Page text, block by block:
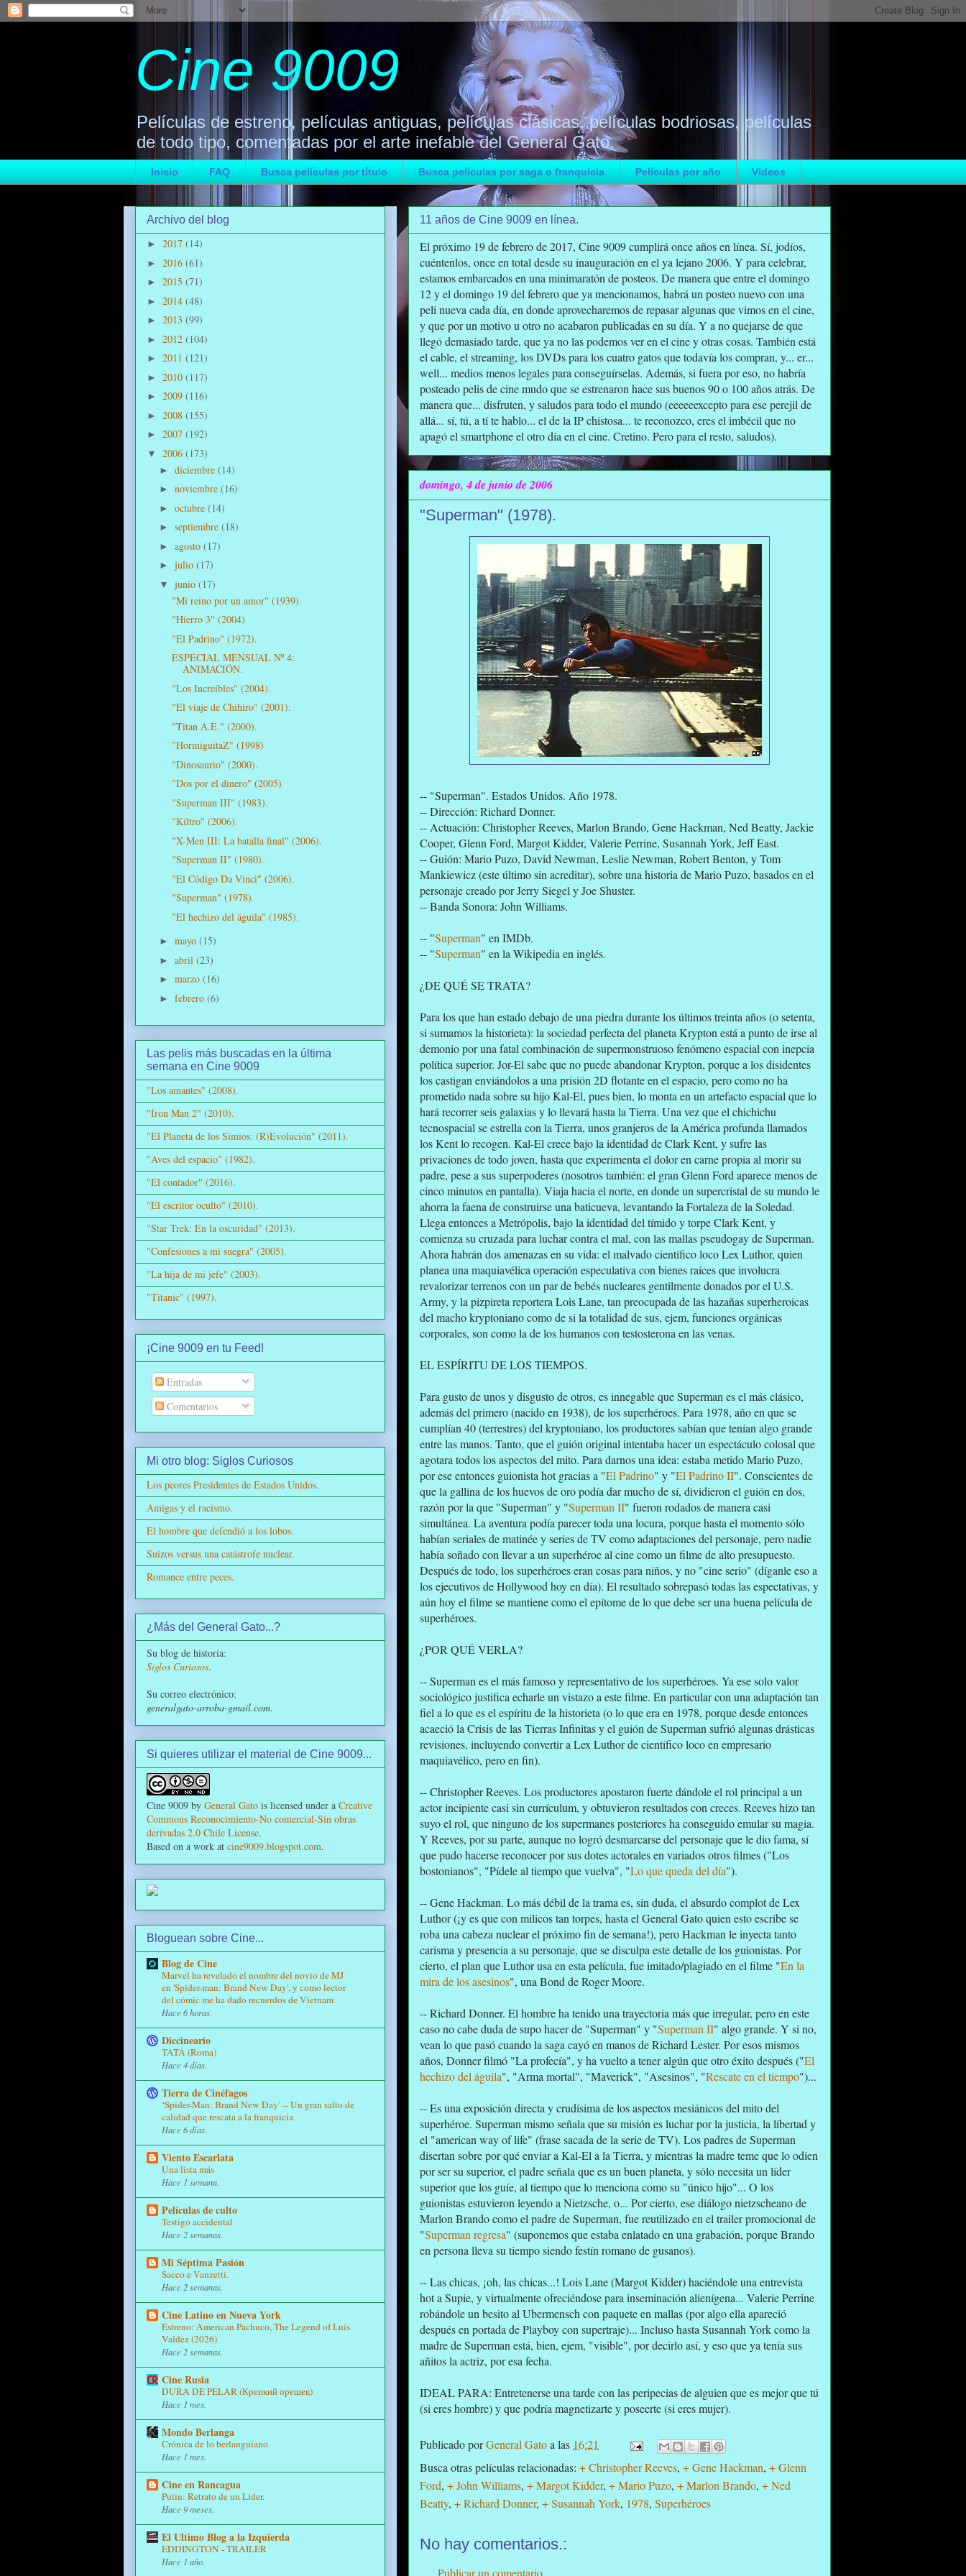
Cine 9009
Películas de estreno, películas antiguas, películas clásicas, películas bodriosas, películas
de todo tipo, comentadas por el arte inefable del General Gato.
Inicio FAQ Busca películas por título Busca películas por saga o franquicia Películas por año Videos
11 años de Cine 9009 en línea.
El próximo 19 de febrero de 2017, Cine 9009 cumplirá once años en línea. Sí, jodíos,
cuéntenlos, once en total desde su inauguración en el ya lejano 2006. Y para celebrar,
estamos embarcados en una minimaratón de posteos. De manera que entre el domingo
12 y el domingo 19 del febrero que ya mencionamos, habrá un posteo nuevo con una
peli nueva cada día, en donde aprovecharemos de repasar algunas que vimos en el cine,
y que por un motivo u otro no acabaron publicadas en su día. Y a no quejarse de que
llegó demasiado tarde, que ya no las podemos ver en el cine y otras cosas. También está
el cable, el streaming, los DVDs para los cuatro gatos que todavía los compran, y... er...
well... medios menos legales para conseguírselas. Además, si fuera por eso, no habría
posteado pelis de cine mudo que se estrenaron hace sus buenos 90 o 100 años atrás. De
manera que... disfruten, y saludos para todo el mundo (eeeeeexcepto para ese perejil de
allá... sí, tú, a tí te hablo... el de la IP chistosa... te reconozco, eres el imbécil que no
apagó el smartphone el otro día en el cine. Cretino. Pero para el resto, saludos).
domingo, 4 de junio de 2006
"Superman" (1978).
-- "Superman". Estados Unidos. Año 1978.
-- Dirección: Richard Donner.
-- Actuación: Christopher Reeves, Marlon Brando, Gene Hackman, Ned Beatty, Jackie
Cooper, Glenn Ford, Margot Kidder, Valerie Perrine, Susannah York, Jeff East.
-- Guión: Mario Puzo, David Newman, Leslie Newman, Robert Benton, y Tom
Mankiewicz (este último sin acreditar), sobre una historia de Mario Puzo, basados en el
personaje creado por Jerry Siegel y Joe Shuster.
-- Banda Sonora: John Williams.
-- "Superman" en IMDb.
-- "Superman" en la Wikipedia en inglés.
¿DE QUÉ SE TRATA?
Para los que han estado debajo de una piedra durante los últimos treinta años (o setenta,
si sumamos la historieta): la sociedad perfecta del planeta Krypton está a punto de irse al
demonio por una fatal combinación de supermonstruoso fenómeno espacial con inepcia
política superior. Jor-El sabe que no puede abandonar Krypton, porque a los disidentes
los castigan enviándolos a una prisión 2D flotante en el espacio, pero como no ha
prometido nada sobre su hijo Kal-El, pues bien, lo monta en un artefacto espacial que lo
hará recorrer seis galaxias y lo llevará hasta la Tierra. Una vez que el chichichu
tecnospacial se estrella con la Tierra, unos granjeros de la América profunda llamados
los Kent lo recogen. Kal-El crece bajo la identidad de Clark Kent, y sufre las
privaciones de todo joven, hasta que experimenta el dolor en carne propia al morir su
padre, pese a sus superpoderes (nosotros también: el gran Glenn Ford aparece menos de
cinco minutos en pantalla). Viaja hacia el norte, en donde un supercristal de su mundo le
ahorra la faena de construirse una baticueva, levantando la Fortaleza de la Soledad.
Llega entonces a Metrópolis, bajo la identidad del tímido y torpe Clark Kent, y
comienza su cruzada para luchar contra el mal, con las mallas pseudogay de Superman.
Ahora habrán dos amenazas en su vida: el malvado científico loco Lex Luthor, quien
planea una maquiavélica operación especulativa con bienes raíces que involucra
revalorizar terrenos con un par de bebés nucleares gentilmente donados por el U.S.
Army, y la pizpireta reportera Lois Lane, tan preocupada de las hazañas superheroicas
del macho kryptoniano como de si la totalidad de sus, ejem, funciones orgánicas
corporales, son como la de los humanos con testosterona en las venas.
EL ESPÍRITU DE LOS TIEMPOS.
Para gusto de unos y disgusto de otros, es innegable que Superman es el más clásico,
además del primero (nacido en 1938), de los superhéroes. Para 1978, año en que se
cumplían 40 (terrestres) del kryptoniano, los productores sabían que tenían algo grande
entre las manos. Tanto, que el guión original intentaba hacer un espectáculo colosal que
agotara todos los aspectos del mito. Para darnos una idea: estaba metido Mario Puzo,
por ese entonces guionista hot gracias a "El Padrino" y "El Padrino II". Conscientes de
que la gallina de los huevos de oro podía dar mucho de sí, dividieron el guión en dos,
razón por la que "Superman" y "Superman II" fueron rodados de manera casi
simultánea. La aventura podía parecer toda una locura, porque hasta el momento sólo
habían seriales de matinée y series de TV como adaptaciones del personaje, pero nadie
había soñado con llevar a un superhéroe al cine como un filme de alto presupuesto.
Después de todo, los superhéroes eran cosas para niños, y no "cine serio" (díganle eso a
los ejecutivos de Hollywood hoy en día). El resultado sobrepasó todas las espectativas, y
aún hoy el filme se mantiene como el epítome de lo que debe ser una buena película de
superhéroes.
¿POR QUÉ VERLA?
-- Superman es el más famoso y representativo de los superhéroes. Ya ese solo valor
sociológico justifica echarle un vistazo a este filme. En particular con una adaptación tan
fiel a lo que es el espíritu de la historieta (o lo que era en 1978, porque desde entonces
acaeció la Crisis de las Tierras Infinitas y el guión de Superman sufrió algunas drásticas
revisiones, incluyendo convertir a Lex Luthor de científico loco en empresario
maquiavélico, pero en fin).
-- Christopher Reeves. Los productores apostaron fuerte dándole el rol principal a un
actor incipiente casi sin currículum, y obtuvieron resultados con creces. Reeves hizo tan
suyo el rol, que ninguno de los supermanes posteriores ha conseguido emular su magia.
Y Reeves, por su parte, aunque no logró desmarcarse del personaje que le dio fama, sí
que pudo hacerse reconocer por sus dotes actorales en variados otros filmes ("Los
bostonianos", "Pídele al tiempo que vuelva", "Lo que queda del día").
-- Gene Hackman. Lo más débil de la trama es, sin duda, el absurdo complot de Lex
Luthor (¡y es que con milicos tan torpes, hasta el General Gato quien esto escribe se
roba una cabeza nuclear el próximo fin de semana!), pero Hackman le inyecta tanto
carisma y presencia a su personaje, que se disculpa este detalle de los guionistas. Por
cierto, el plan que Luthor usa en esta película, fue imitado/plagiado en el filme "En la
mira de los asesinos", una Bond de Roger Moore.
-- Richard Donner. El hombre ha tenido una trayectoria más que irregular, pero en este
caso no cabe duda de supo hacer de "Superman" y "Superman II" algo grande. Y si no,
vean lo que pasó cuando la saga cayó en manos de Richard Lester. Por esos mismos
años, Donner filmó "La profecía", y ha vuelto a tener algún que otro éxito después ("El
hechizo del águila", "Arma mortal", "Maverick", "Asesinos", "Rescate en el tiempo")...
-- Es una exposición directa y crudísima de los aspectos mesiánicos del mito del
superhéroe. Superman mismo señala que su misión es luchar por la justicia, la libertad y
el "american way of life" (frase sacada de la serie de TV). Los padres de Superman
disertan sobre por qué enviar a Kal-El a la Tierra, y mientras la madre teme que lo odien
por ser su superior, el padre señala que es un buen planeta, y sólo necesita un líder
superior que los guíe, al tiempo que lo menciona como su "único hijo"... O los
guionistas estuvieron leyendo a Nietzsche, o... Por cierto, ese diálogo nietzscheano de
Marlon Brando como el padre de Superman, fue reutilizado en el trailer promocional de
"Superman regresa" (suponemos que estaba enlatado en una grabación, porque Brando
en persona lleva su tiempo siendo festín romano de gusanos).
-- Las chicas, ¡oh, las chicas...! Lois Lane (Margot Kidder) haciéndole una entrevista
hot a Supie, y virtualmente ofreciéndose para inseminación alienígena... Valerie Perrine
robándole un besito al Ubermensch con paquete en mallas (por algo ella apareció
después en portada de Playboy con supertraje)... Incluso hasta Susannah York como la
madre de Superman está, bien, ejem, "visible", por decirlo así, y eso que ya tenía sus
añitos la actriz, por esa fecha.
IDEAL PARA: Entretenerse una tarde con las peripecias de alguien que es mejor que tú
(si eres hombre) y que podría magnetizarte y poseerte (si eres mujer).
Publicado porGeneral Gatoa las 16:21
Busca otras películas relacionadas: + Christopher Reeves, + Gene Hackman, + Glenn
Ford, + John Williams, + Margot Kidder, + Mario Puzo, + Marlon Brando, + Ned
Beatty, + Richard Donner, + Susannah York, 1978, Superhéroes
No hay comentarios.:
Archivo del blog
► 2017 (14)
► 2016 (61)
► 2015 (71)
► 2014 (48)
► 2013 (99)
► 2012 (104)
► 2011 (121)
► 2010 (117)
► 2009 (116)
► 2008 (155)
► 2007 (192)
▼ 2006 (173)
► diciembre (14)
► noviembre (16)
► octubre (14)
► septiembre (18)
► agosto (17)
► julio (17)
▼ junio (17)
"Mi reino por un amor" (1939).
"Hierro 3" (2004)
"El Padrino" (1972).
ESPECIAL MENSUAL Nº 4:
ANIMACIÓN.
"Los Increíbles" (2004).
"El viaje de Chihiro" (2001).
"Titan A.E." (2000).
"HormiguitaZ" (1998)
"Dinosaurio" (2000).
"Dos por el dinero" (2005)
"Superman III" (1983).
"Kiltro" (2006).
"X-Men III: La batalla final" (2006).
"Superman II" (1980).
"El Código Da Vinci" (2006).
"Superman" (1978).
"El hechizo del águila" (1985).
► mayo (15)
► abril (23)
► marzo (16)
► febrero (6)
Las pelis más buscadas en la última
semana en Cine 9009
"Los amantes" (2008).
"Iron Man 2" (2010).
"El Planeta de los Simios: (R)Evolución" (2011).
"Aves del espacio" (1982).
"El contador" (2016).
"El escritor oculto" (2010).
"Star Trek: En la oscuridad" (2013).
"Confesiones a mi suegra" (2005).
"La hija de mi jefe" (2003).
"Titanic" (1997).
¡Cine 9009 en tu Feed!
Entradas
Comentarios
Mi otro blog: Siglos Curiosos
Los peores Presidentes de Estados Unidos.
Amigas y el racismo.
El hombre que defendió a los lobos.
Suizos versus una catástrofe nuclear.
Romance entre peces.
¿Más del General Gato...?
Su blog de historia:
Siglos Curiosos.
Su correo electrónico:
generalgato-arroba-gmail.com.
Si quieres utilizar el material de Cine 9009...
Cine 9009 by General Gato is licensed under a Creative
Commons Reconocimiento-No comercial-Sin obras
derivadas 2.0 Chile License.
Based on a work at cine9009.blogspot.com.
Bloguean sobre Cine...
Blog de Cine
Marvel ha revelado el nombre del novio de MJ
en 'Spider-man: Brand New Day', y como lector
del cómic me ha dado recuerdos de Vietnam
Hace 6 horas.
Diccineario
TATA (Roma)
Hace 4 días.
Tierra de Cinéfagos
‘Spider-Man: Brand New Day’ – Un gran salto de
calidad que rescata a la franquicia
Hace 6 días.
Viento Escarlata
Una lista más
Hace 1 semana.
Películas de culto
Testigo accidental
Hace 2 semanas.
Mi Séptima Pasión
Sacco e Vanzetti.
Hace 2 semanas.
Cine Latino en Nueva York
Estreno: American Pachuco, The Legend of Luis
Valdez (2026)
Hace 2 semanas.
Cine Rusia
DURA DE PELAR (Крепкий орешек)
Hace 1 mes.
Mondo Berlanga
Crónica de lo berlanguiano
Hace 1 mes.
Cine en Rancagua
Putin: Retrato de un Lider.
Hace 9 meses.
El Ultimo Blog a la Izquierda
EDDINGTON - TRAILER
Hace 1 año.